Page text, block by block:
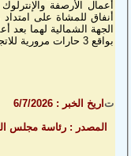
أنفاق للمشاة على
بواقع 3 حارات مرورية للاتجاه القادم من المنشية نحو المنتزه.
تاريخ الخبر : 6/7/2026